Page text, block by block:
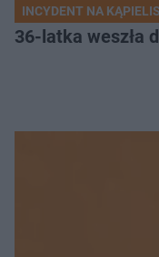
INCYDENT NA
36-latka weszła